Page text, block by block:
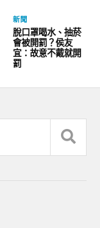
新聞
脫口罩喝水、抽菸
會被開罰？侯友
宜：故意不戴就開
罰